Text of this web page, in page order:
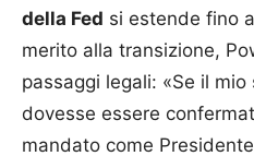
della Fed si estende fino
merito alla transizione,
passaggi legali: «Se il mio
dovesse essere
mandato come